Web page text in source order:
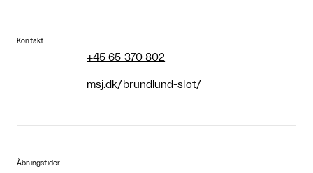
Kontakt
+45 65 370 802
msj.dk/brundlund-slot/
Åbningstider